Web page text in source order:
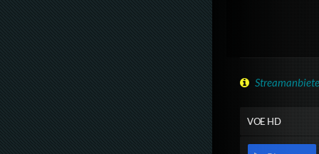
VOE HD